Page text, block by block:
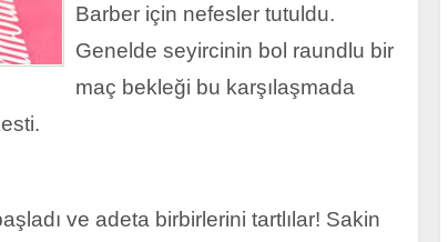
Barber için nefesler tutuldu.
Genelde seyircinin bol raundlu bir
maç bekleği bu karşılaşmada
ve adeta birbirlerini tartlılar! Sakin